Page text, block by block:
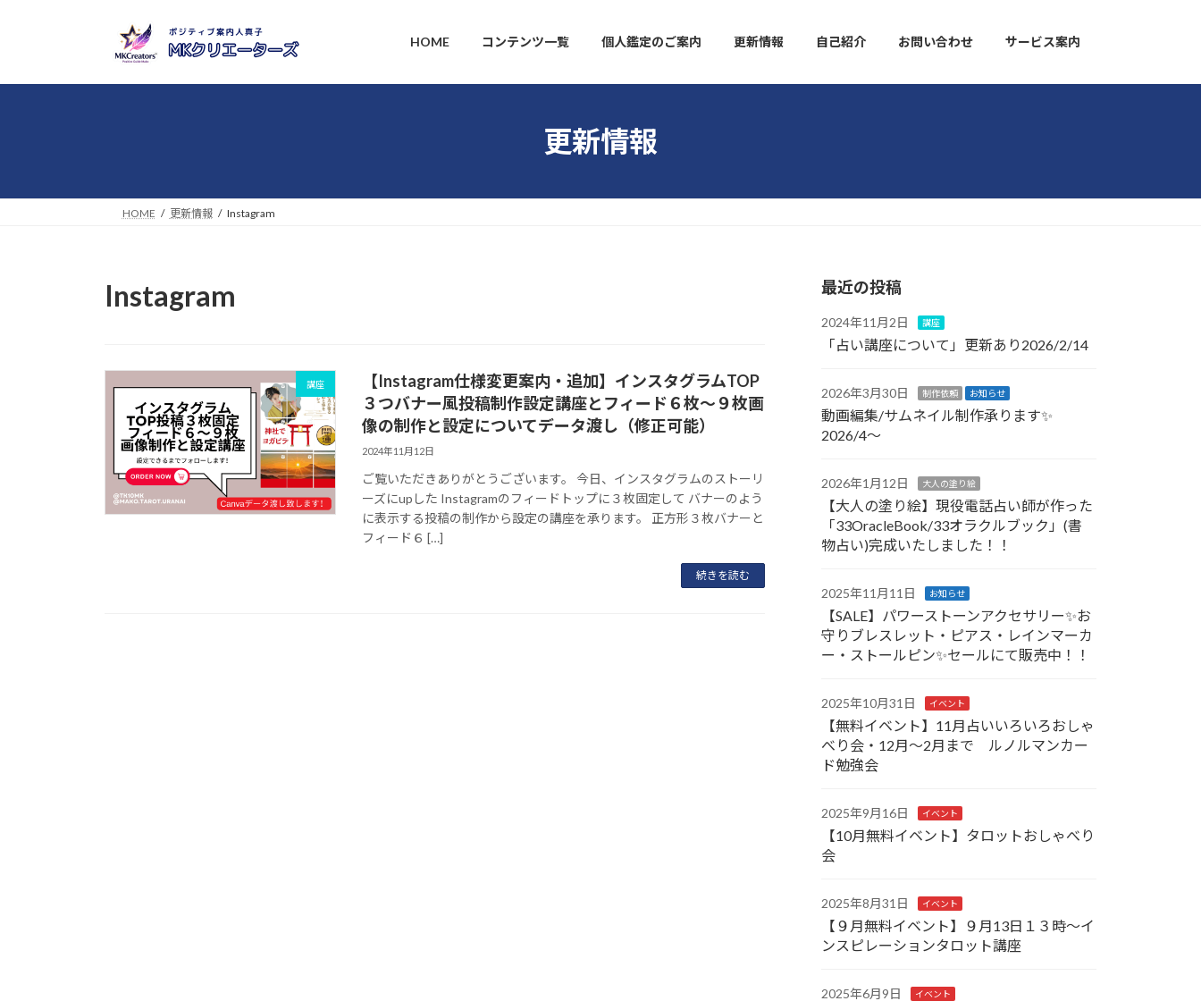
プ
動
HOME コンテンツ一覧 個人鑑定のご案内 更新情報 自己紹介 お問い合わせ サービス案内
更新情報
HOME 更新情報 Instagram
Instagram
講座
【Instagram仕様変更案内・追加】インスタグラムTOP
３つバナー風投稿制作設定講座とフィード６枚～９枚画
像の制作と設定についてデータ渡し（修正可能）
2024年11月12日
ご覧いただきありがとうございます。 今日、インスタグラムのストーリ
ーズにupした Instagramのフィードトップに３枚固定して バナーのよう
に表示する投稿の制作から設定の講座を承ります。 正方形３枚バナーと
フィード６ […]
続きを読む
最近の投稿
2024年11月2日 講座
「占い講座について」更新あり2026/2/14
2026年3月30日 制作依頼 お知らせ
動画編集/サムネイル制作承ります✨
2026/4～
2026年1月12日 大人の塗り絵
【大人の塗り絵】現役電話占い師が作った
「33OracleBook/33オラクルブック」(書
物占い)完成いたしました！！
2025年11月11日 お知らせ
【SALE】パワーストーンアクセサリー✨お
守りブレスレット・ピアス・レインマーカ
ー・ストールピン✨セールにて販売中！！
2025年10月31日 イベント
【無料イベント】11月占いいろいろおしゃ
べり会・12月～2月まで ルノルマンカー
ド勉強会
2025年9月16日 イベント
【10月無料イベント】タロットおしゃべり
会
2025年8月31日 イベント
【９月無料イベント】９月13日１３時～イ
ンスピレーションタロット講座
2025年6月9日 イベント